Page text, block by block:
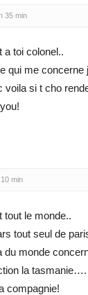
35 min
a toi colonel..
qui me
voila si t cho
min
tout le monde..
tout seul de
du monde
la tasmanie….
compagnie!